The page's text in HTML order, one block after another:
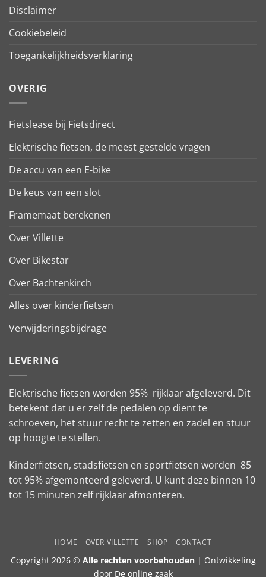
Disclaimer
Cookiebeleid
Toegankelijkheidsverklaring
OVERIG
Fietslease bij Fietsdirect
Elektrische fietsen, de meest gestelde vragen
De accu van een E-bike
De keus van een slot
Framemaat berekenen
Over Villette
Over Bikestar
Over Bachtenkirch
Alles over kinderfietsen
Verwijderingsbijdrage
LEVERING
Elektrische fietsen worden 95% rijklaar afgeleverd. Dit
betekent dat u er zelf de pedalen op dient te
schroeven, het stuur recht te zetten en zadel en stuur
op hoogte te stellen.
Kinderfietsen, stadsfietsen en sportfietsen worden 85
tot 95% afgemonteerd geleverd. U kunt deze binnen 10
tot 15 minuten zelf rijklaar afmonteren.
HOME OVER VILLETTE SHOP CONTACT
Copyright 2026 © Alle rechten voorbehouden| Ontwikkeling
door De online zaak